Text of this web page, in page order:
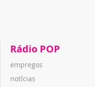
Rádio POP
empregos
notícias